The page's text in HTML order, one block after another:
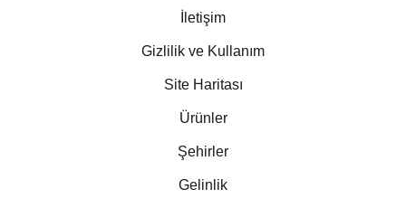
İletişim
Gizlilik ve Kullanım
Site Haritası
Ürünler
Şehirler
Gelinlik